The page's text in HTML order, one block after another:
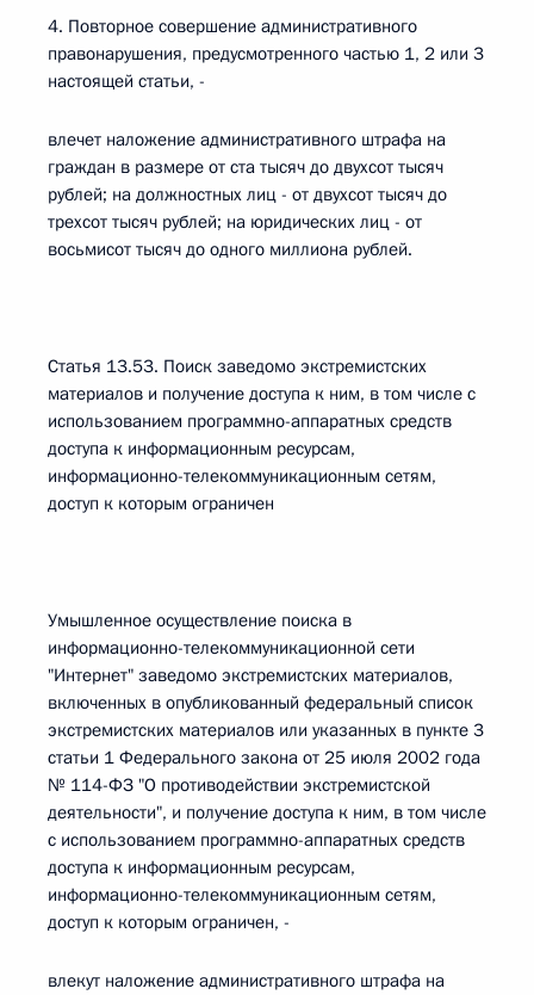
4. Повторное совершение административного
правонарушения, предусмотренного частью 1, 2 или 3
настоящей статьи, -
влечет наложение административного штрафа на
граждан в размере от ста тысяч до двухсот тысяч
рублей; на должностных лиц - от двухсот тысяч до
трехсот тысяч рублей; на юридических лиц - от
восьмисот тысяч до одного миллиона рублей.
Статья 13.53. Поиск заведомо экстремистских
материалов и получение доступа к ним, в том числе с
использованием программно-аппаратных средств
доступа к информационным ресурсам,
информационно-телекоммуникационным сетям,
доступ к которым ограничен
Умышленное осуществление поиска в
информационно-телекоммуникационной сети
"Интернет" заведомо экстремистских материалов,
включенных в опубликованный федеральный список
экстремистских материалов или указанных в пункте 3
статьи 1 Федерального закона от 25 июля 2002 года
№ 114-ФЗ "О противодействии экстремистской
деятельности", и получение доступа к ним, в том числе
с использованием программно-аппаратных средств
доступа к информационным ресурсам,
информационно-телекоммуникационным сетям,
доступ к которым ограничен, -
влекут наложение административного штрафа на